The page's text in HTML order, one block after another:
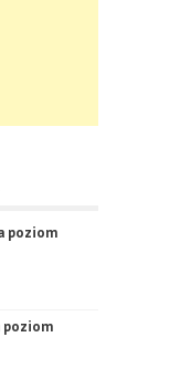
poziom
poziom